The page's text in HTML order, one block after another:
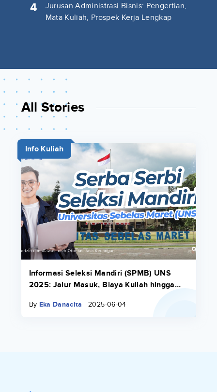
4
Jurusan Administrasi Bisnis: Pengertian,
Mata Kuliah, Prospek Kerja Lengkap
All Stories
Info Kuliah
Informasi Seleksi Mandiri (SPMB) UNS
2025: Jalur Masuk, Biaya Kuliah hingga
By Eka Danacita 2025-06-04